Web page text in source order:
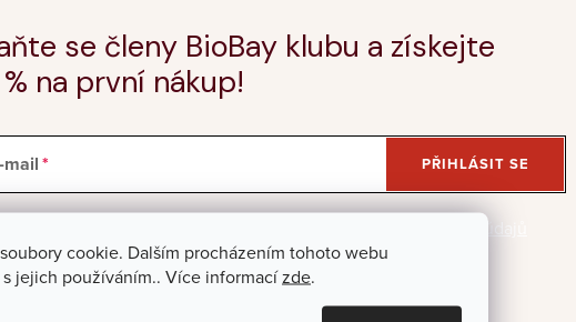
cookie. Dalším procházením tohoto webu
jejich používáním.. Více informacízde.
se členy BioBay klubu a získejte
% na první nákup!
mail PŘIHLÁSIT SE